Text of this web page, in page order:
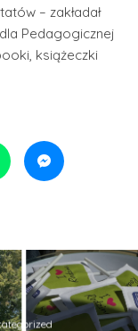
– zakładał
Pedagogicznej
książeczki